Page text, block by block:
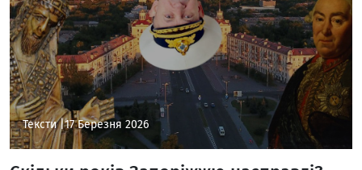
Тексти |17 Березня 2026